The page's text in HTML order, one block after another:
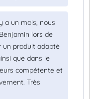
a un mois, nous
lors de
un produit adapté
que dans le
compétente et
Très